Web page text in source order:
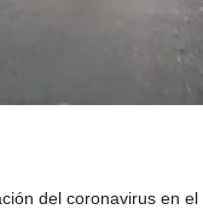
del coronavirus en